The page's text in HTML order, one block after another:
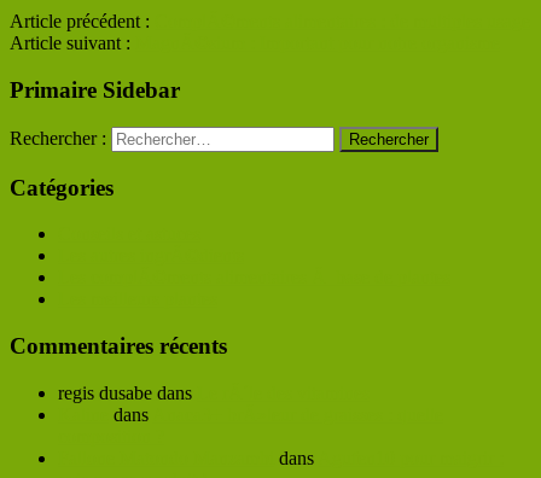
Article précédent :
Article suivant :
Primaire Sidebar
Rechercher :
Catégories
Commentaires récents
regis dusabe dans
dans
dans